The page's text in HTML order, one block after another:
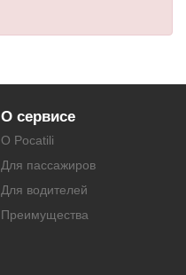
О сервисе
О Pocatili
Для пассажиров
Для водителей
Преимущества